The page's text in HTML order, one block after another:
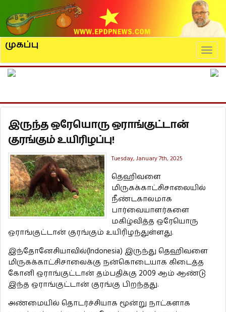
முகப்பு
இருந்த ஒரேயொரு ஒராங்குட்டான்
குரங்கும் உயிரிழப்பு!
Tuesday, January 7th, 2025
தெஹிவளை
மிருகக்காட்சிசாலையில்
நீண்டகாலமாக
பார்வையாளர்களை
மகிழ்வித்த ஒரேயொரு
ஒராங்குட்டான் குரங்கும் உயிரிழந்துள்ளது.
இந்தோனேசியாவில்(Indonesia) இருந்து தெஹிவளை
மிருகக்காட்சிசாலைக்கு நன்கொடையாக கிடைத்த
கோனி ஒராங்குட்டான் தம்பதிக்கு 2009 ஆம் ஆண்டு
இந்த ஒராங்குட்டான் குரங்கு பிறந்தது.
அண்மையில் தொடர்ச்சியாக மூன்று நாட்களாக